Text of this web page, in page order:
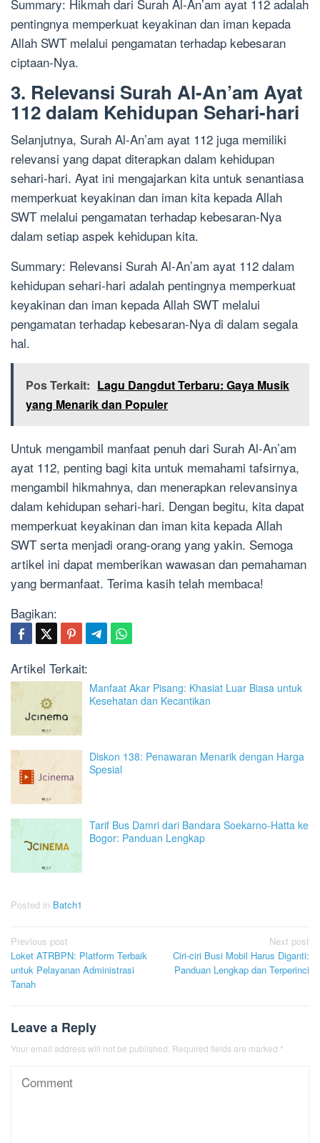
Summary: Hikmah dari Surah Al-An’am ayat 112 adalah
pentingnya memperkuat keyakinan dan iman kepada
Allah SWT melalui pengamatan terhadap kebesaran
ciptaan-Nya.
3. Relevansi Surah Al-An’am Ayat
112 dalam Kehidupan Sehari-hari
Selanjutnya, Surah Al-An’am ayat 112 juga memiliki
relevansi yang dapat diterapkan dalam kehidupan
sehari-hari. Ayat ini mengajarkan kita untuk senantiasa
memperkuat keyakinan dan iman kita kepada Allah
SWT melalui pengamatan terhadap kebesaran-Nya
dalam setiap aspek kehidupan kita.
Summary: Relevansi Surah Al-An’am ayat 112 dalam
kehidupan sehari-hari adalah pentingnya memperkuat
keyakinan dan iman kepada Allah SWT melalui
pengamatan terhadap kebesaran-Nya di dalam segala
hal.
Pos Terkait: Lagu Dangdut Terbaru: Gaya Musik
yang Menarik dan Populer
Untuk mengambil manfaat penuh dari Surah Al-An’am
ayat 112, penting bagi kita untuk memahami tafsirnya,
mengambil hikmahnya, dan menerapkan relevansinya
dalam kehidupan sehari-hari. Dengan begitu, kita dapat
memperkuat keyakinan dan iman kita kepada Allah
SWT serta menjadi orang-orang yang yakin. Semoga
artikel ini dapat memberikan wawasan dan pemahaman
yang bermanfaat. Terima kasih telah membaca!
Bagikan:
Artikel Terkait:
Manfaat Akar Pisang: Khasiat Luar Biasa untuk
Kesehatan dan Kecantikan
Diskon 138: Penawaran Menarik dengan Harga
Spesial
Tarif Bus Damri dari Bandara Soekarno-Hatta ke
Bogor: Panduan Lengkap
Posted in Batch1
Post
navigation
Previous post
Loket ATRBPN: Platform Terbaik
untuk Pelayanan Administrasi
Tanah
Next post
Ciri-ciri Busi Mobil Harus Diganti:
Panduan Lengkap dan Terperinci
Leave a Reply
Your email address will not be published. Required fields are marked *